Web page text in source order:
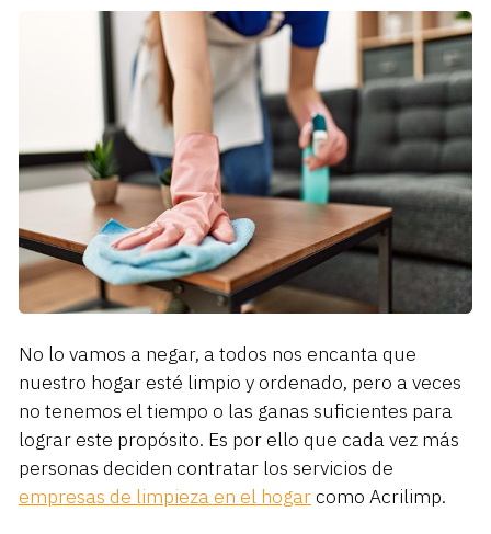
No lo vamos a negar, a todos nos encanta que
nuestro hogar esté limpio y ordenado, pero a veces
no tenemos el tiempo o las ganas suficientes para
lograr este propósito. Es por ello que cada vez más
personas deciden contratar los servicios de
empresas de limpieza en el hogarcomo Acrilimp.